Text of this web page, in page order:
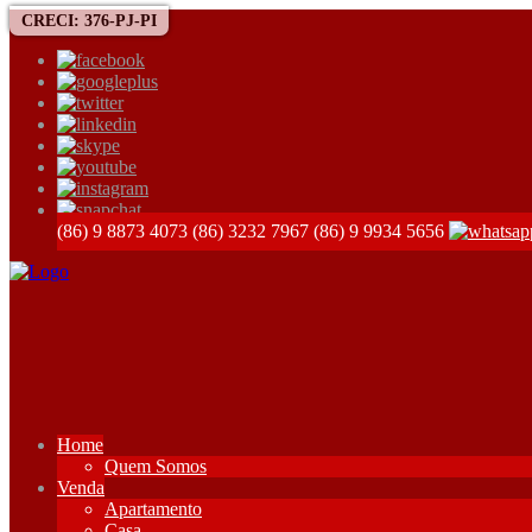
CRECI: 376-PJ-PI
(86) 9 8873 4073 (86) 3232 7967 (86) 9 9934 5656
Home
Quem Somos
Venda
Apartamento